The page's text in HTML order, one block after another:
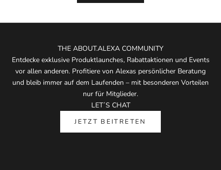
THE ABOUT.ALEXA COMMUNITY
Entdecke exklusive Produktlaunches, Rabattaktionen und Events
vor allen anderen. Profitiere von Alexas persönlicher Beratung
und bleib immer auf dem Laufenden – mit besonderen Vorteilen
nur für Mitglieder.
LET´S CHAT
JETZT BEITRETEN